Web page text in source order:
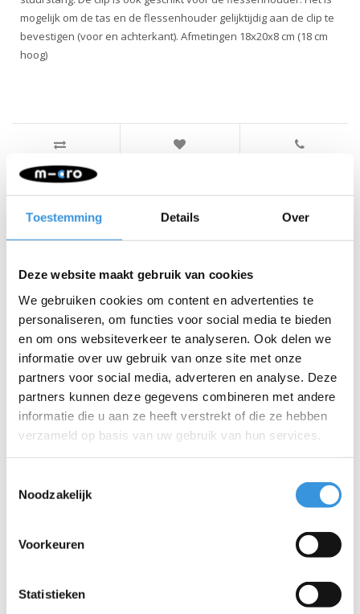
Toestemming Details Over
Deze website maakt gebruik van cookies
We gebruiken cookies om content en advertenties te
personaliseren, om functies voor social media te bieden
en om ons websiteverkeer te analyseren. Ook delen we
informatie over uw gebruik van onze site met onze
partners voor social media, adverteren en analyse. Deze
partners kunnen deze gegevens combineren met andere
informatie die u aan ze heeft verstrekt of die ze hebben
verzameld op basis van uw gebruik van hun services.
Noodzakelijk
Voorkeuren
Statistieken
mogelijk om de tas en de flessenhouder gelijktijdig aan de clip te
bevestigen (voor en achterkant). Afmetingen 18x20x8 cm (18 cm
hoog)
Iets extra's erbij?
SALE
Micro flessenhouder
€12,95 €7,95
Micro flessenhouder 2-
wiel step oranje
€7,95